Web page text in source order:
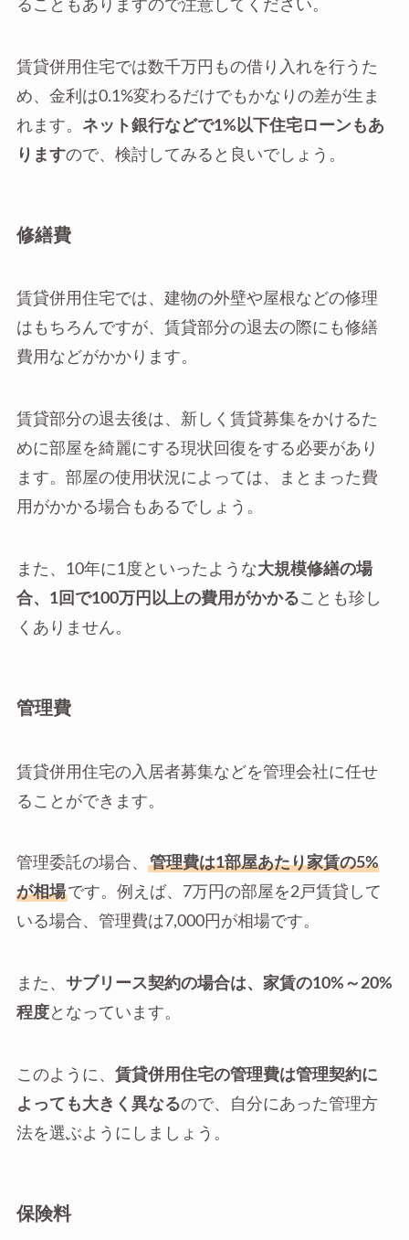
ることもありますので注意してください。
賃貸併用住宅では数千万円もの借り入れを行うた
め、金利は0.1%変わるだけでもかなりの差が生ま
れます。 ネット銀行などで1%以下住宅ローンもあ
りますので、検討してみると良いでしょう。
修繕費
賃貸併用住宅では、建物の外壁や屋根などの修理
はもちろんですが、賃貸部分の退去の際にも修繕
費用などがかかります。
賃貸部分の退去後は、新しく賃貸募集をかけるた
めに部屋を綺麗にする現状回復をする必要があり
ます。部屋の使用状況によっては、まとまった費
用がかかる場合もあるでしょう。
また、10年に1度といったような大規模修繕の場
合、1回で100万円以上の費用がかかることも珍し
くありません。
管理費
賃貸併用住宅の入居者募集などを管理会社に任せ
ることができます。
管理委託の場合、
管理費は1部屋あたり家賃の5%
が相場です。例えば、7万円の部屋を2戸賃貸して
いる場合、管理費は7,000円が相場です。
また、 サブリース契約の場合は、家賃の10%～20%
程度となっています。
このように、 賃貸併用住宅の管理費は管理契約に
よっても大きく異なるので、自分にあった管理方
法を選ぶようにしましょう。
保険料